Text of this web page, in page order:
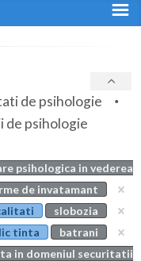
de psihologie
de psihologie
psihologica in vederea
de invatamant
slobozia
tinta
batrani
in domeniul securitatii